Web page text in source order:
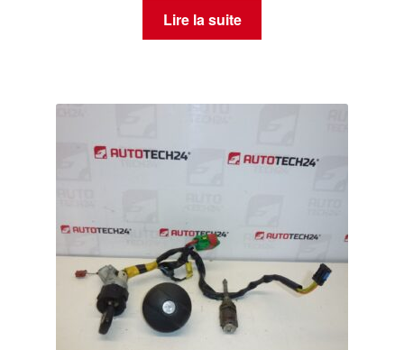
Lire la suite